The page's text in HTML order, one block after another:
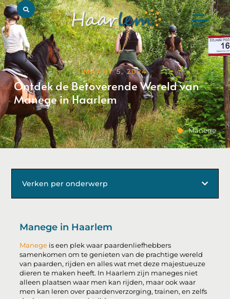
MAART 5, 2024
Ontdek de Betoverende Wereld van
Manege in Haarlem
Manege
Manege in Haarlem
Manege is een plek waar paardenliefhebbers
samenkomen om te genieten van de prachtige wereld
van paarden, rijden en alles wat met deze majestueuze
dieren te maken heeft. In Haarlem zijn maneges niet
alleen plaatsen waar men kan rijden, maar ook waar
men kan leren over paardenverzorging, trainen, en zelfs
Verken per onderwerp